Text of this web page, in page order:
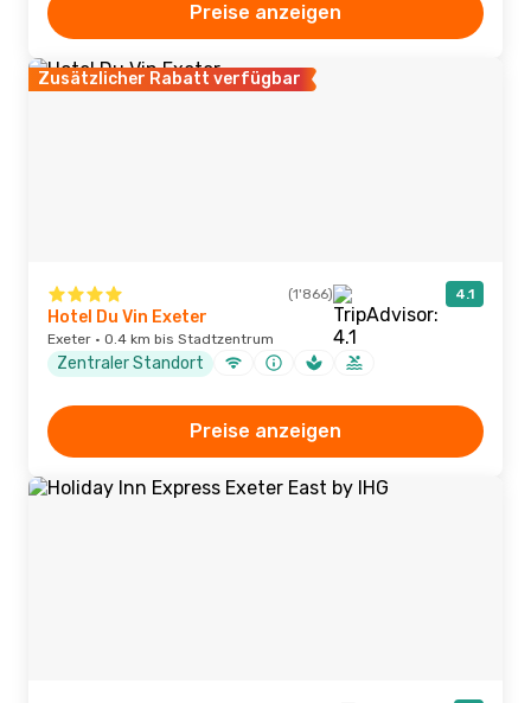
Preise anzeigen
Zusätzlicher Rabatt verfügbar
(1'866) 4.1
Hotel Du Vin Exeter
Exeter · 0.4 km bis Stadtzentrum
Zentraler Standort
Preise anzeigen